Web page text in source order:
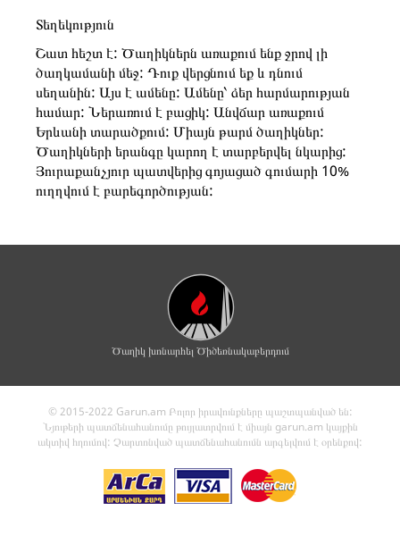
Տեղեկություն
Շատ հեշտ է: Ծաղիկներն առաքում ենք ջրով լի
ծաղկամանի մեջ: Դուք վերցնում եք և դնում
սեղանին: Այս է ամենը: Ամենը՝ ձեր հարմարության
համար: Ներառում է բացիկ: Անվճար առաքում
Երևանի տարածքում: Միայն թարմ ծաղիկներ:
Ծաղիկների երանգը կարող է տարբերվել նկարից:
Յուրաքանչյուր պատվերից գոյացած գումարի 10%
ուղղվում է բարեգործության:
Ծաղիկ խոնարհել Ծիծեռնակաբերդում
© 2015-2022 Garun.am Բոլոր իրավունքները պաշտպանված են:
Նյութերի պատճենահանումը թույլատրվում է միայն garun.am կայքին
ակտիվ հղումով: Չարտոնված պատճենահանումն արգելվում է օրենքով: